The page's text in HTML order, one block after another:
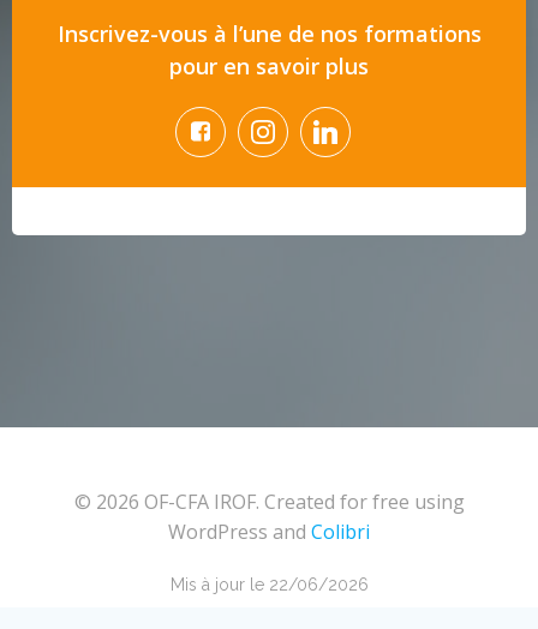
Inscrivez-vous à l’une de nos formations
pour en savoir plus
© 2026 OF-CFA IROF. Created for free using
WordPress and Colibri
Mis à jour le 22/06/2026